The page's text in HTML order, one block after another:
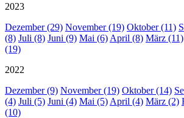
2023
Dezember (29) November (19) Oktober (11)
(8) Juli (8) Juni (9) Mai (6) April (8) März (11)
(19)
2022
Dezember (9) November (19) Oktober (14)
(4) Juli (5) Juni (4) Mai (5) April (4) März (2)
(10)